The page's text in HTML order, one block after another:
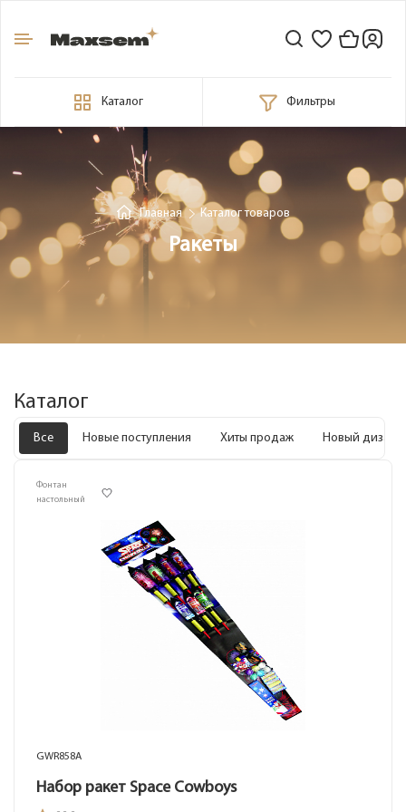
Каталог Фильтры
Главная Каталог товаров
Ракеты
Каталог
Все Новые поступления Хиты продаж Новый дизайн
Фонтан
настольный
GWR858A
Набор ракет Space Cowboys